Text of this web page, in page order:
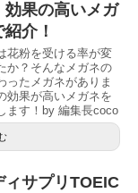
果の高いメガ
介！
花粉を受ける率が変
か？そんなメガネの
ったメガネがありま
効果が高いメガネを
ます！by 編集長coco
ィサプリTOEIC